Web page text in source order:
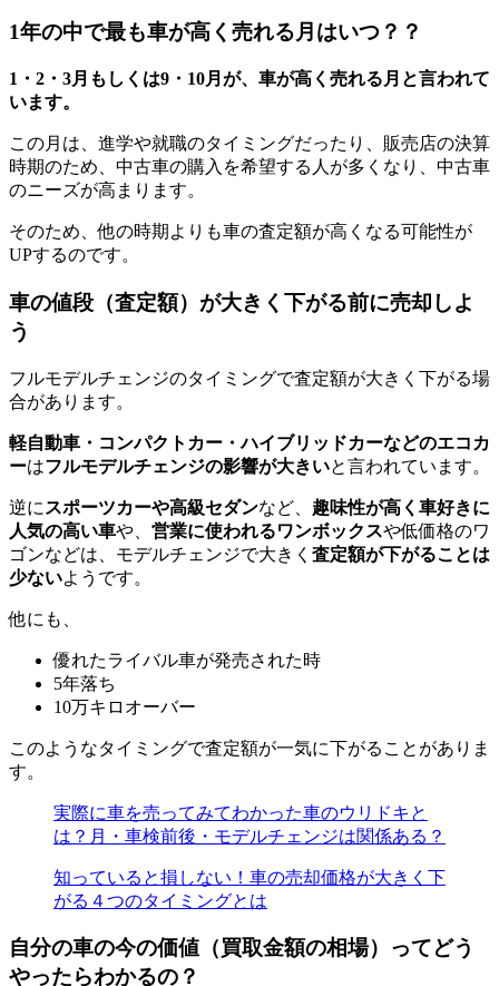
1年の中で最も車が高く売れる月はいつ？？
1・2・3月もしくは9・10月が、車が高く売れる月と言われて
います。
この月は、進学や就職のタイミングだったり、販売店の決算
時期のため、中古車の購入を希望する人が多くなり、中古車
のニーズが高まります。
そのため、他の時期よりも車の査定額が高くなる可能性が
UPするのです。
車の値段（査定額）が大きく下がる前に売却しよ
う
フルモデルチェンジのタイミングで査定額が大きく下がる場
合があります。
軽自動車・コンパクトカー・ハイブリッドカーなどのエコカ
ーはフルモデルチェンジの影響が大きいと言われています。
逆に スポーツカーや高級セダンなど、 趣味性が高く車好きに
人気の高い車や、 営業に使われるワンボックスや低価格のワ
ゴンなどは、モデルチェンジで大きく 査定額が下がることは
少ないようです。
他にも、
優れたライバル車が発売された時
5年落ち
10万キロオーバー
このようなタイミングで査定額が一気に下がることがありま
す。
実際に車を売ってみてわかった車のウリドキと
は？月・車検前後・モデルチェンジは関係ある？
知っていると損しない！車の売却価格が大きく下
がる４つのタイミングとは
自分の車の今の価値（買取金額の相場）ってどう
やったらわかるの？